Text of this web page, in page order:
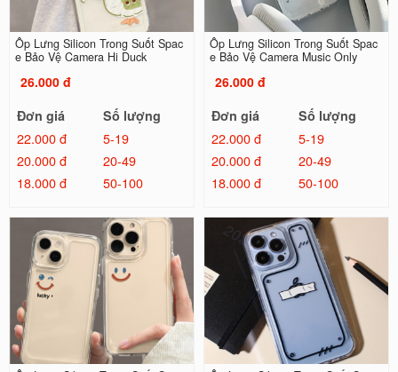
Ốp Lưng Silicon Trong Suốt Spac
e Bảo Vệ Camera Hi Duck
26.000 đ
Đơn giá
Số lượng
22.000 đ
5-19
20.000 đ
20-49
18.000 đ
50-100
Ốp Lưng Silicon Trong Suốt Spac
e Bảo Vệ Camera Music Only
26.000 đ
Đơn giá
Số lượng
22.000 đ
5-19
20.000 đ
20-49
18.000 đ
50-100